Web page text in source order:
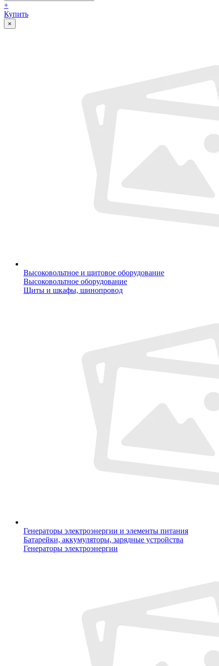
+
Купить
×
Высоковольтное и щитовое оборудование
Высоковольтное оборудование
Щиты и шкафы, шинопровод
Генераторы электроэнергии и элементы питания
Батарейки, аккумуляторы, зарядные устройства
Генераторы электроэнергии